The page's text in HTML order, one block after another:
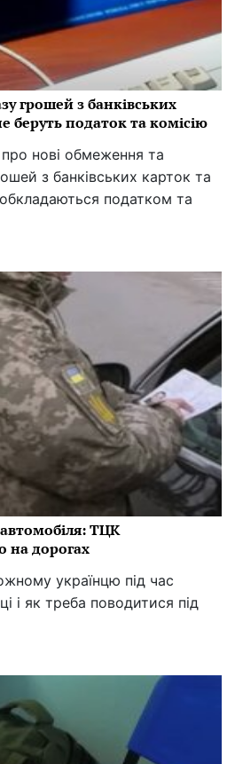
грошей з банківських
беруть податок та комісію
нові обмеження та
з банківських карток та
податком та
ТЦК
на дорогах
українцю під час
і як треба поводитися під